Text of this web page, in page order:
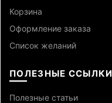
Корзина
Оформление заказа
Список желаний
ПОЛЕЗНЫЕ ССЫЛКИ
Полезные статьи